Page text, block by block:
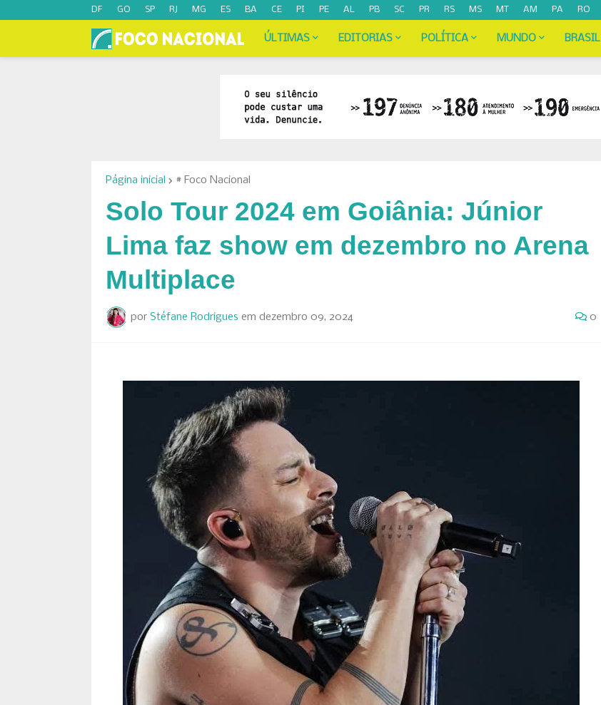
DF GO SP RJ MG ES BA CE PI PE AL PB SC PR RS MS MT AM PA RO
ÚLTIMAS EDITORIAS POLÍTICA MUNDO BRASIL
Página inicial # Foco Nacional
Solo Tour 2024 em Goiânia: Júnior
Lima faz show em dezembro no Arena
Multiplace
por Stéfane Rodrigues em dezembro 09, 2024 0